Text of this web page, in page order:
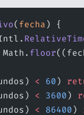
( fecha) {
Math. floor
< 60)
< 3600)
< 86400)